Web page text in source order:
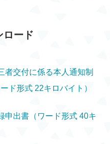
ロード
者交付に係る本人通知制
ド形式 22キロバイト）
申出書（ワード形式 40キ